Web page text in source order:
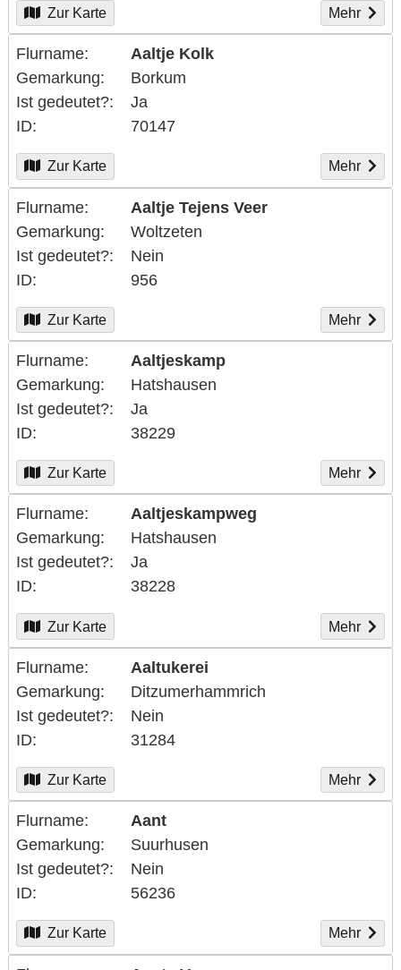
Zur Karte Mehr
Flurname
Aaltje Kolk
Gemarkung
Borkum
Ist gedeutet?
Ja
ID
70147
Zur Karte Mehr
Flurname
Aaltje Tejens Veer
Gemarkung
Woltzeten
Ist gedeutet?
Nein
ID
956
Zur Karte Mehr
Flurname
Aaltjeskamp
Gemarkung
Hatshausen
Ist gedeutet?
Ja
ID
38229
Zur Karte Mehr
Flurname
Aaltjeskampweg
Gemarkung
Hatshausen
Ist gedeutet?
Ja
ID
38228
Zur Karte Mehr
Flurname
Aaltukerei
Gemarkung
Ditzumerhammrich
Ist gedeutet?
Nein
ID
31284
Zur Karte Mehr
Flurname
Aant
Gemarkung
Suurhusen
Ist gedeutet?
Nein
ID
56236
Zur Karte Mehr